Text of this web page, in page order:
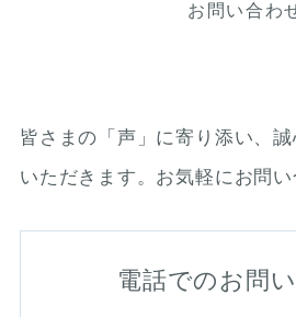
お問い合わ
皆さまの「声」に寄り添い、
いただきます。 お気軽にお問い
電話でのお問